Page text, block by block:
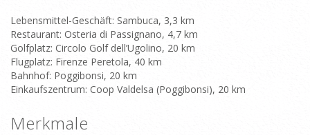
Lebensmittel-Geschäft: Sambuca, 3,3 km
Restaurant: Osteria di Passignano, 4,7 km
Golfplatz: Circolo Golf dell’Ugolino, 20 km
Flugplatz: Firenze Peretola, 40 km
Bahnhof: Poggibonsi, 20 km
Einkaufszentrum: Coop Valdelsa (Poggibonsi), 20 km
Merkmale